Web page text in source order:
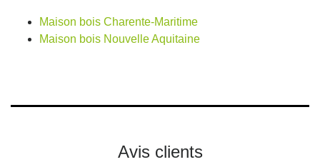
Maison bois Charente-Maritime
Maison bois Nouvelle Aquitaine
Avis clients